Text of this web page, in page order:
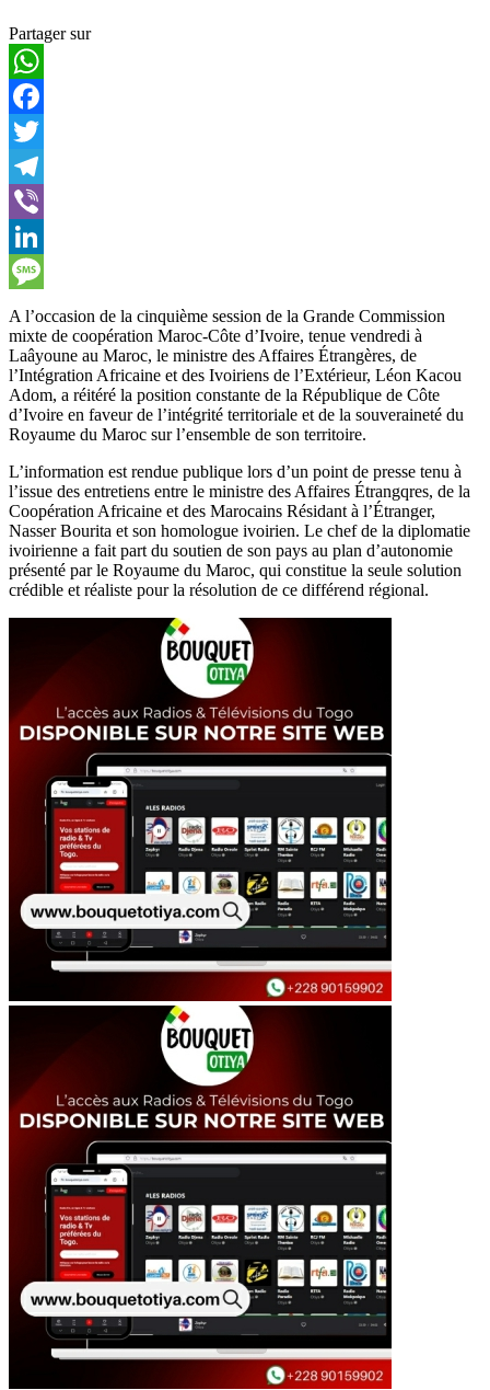
Partager sur
WhatsApp
Facebook
Twitter
Telegram
Viber
LinkedIn
Message
A l’occasion de la cinquième session de la Grande Commission
mixte de coopération Maroc-Côte d’Ivoire, tenue vendredi à
Laâyoune au Maroc, le ministre des Affaires Étrangères, de
l’Intégration Africaine et des Ivoiriens de l’Extérieur, Léon Kacou
Adom, a réitéré la position constante de la République de Côte
d’Ivoire en faveur de l’intégrité territoriale et de la souveraineté du
Royaume du Maroc sur l’ensemble de son territoire.
L’information est rendue publique lors d’un point de presse tenu à
l’issue des entretiens entre le ministre des Affaires Étrangqres, de la
Coopération Africaine et des Marocains Résidant à l’Étranger,
Nasser Bourita et son homologue ivoirien. Le chef de la diplomatie
ivoirienne a fait part du soutien de son pays au plan d’autonomie
présenté par le Royaume du Maroc, qui constitue la seule solution
crédible et réaliste pour la résolution de ce différend régional.